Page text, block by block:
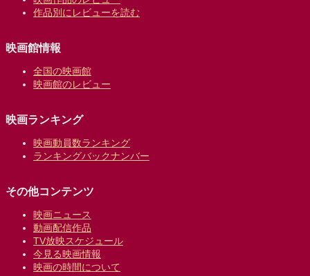
作品別にレビューを読む
映画館情報
全国の映画館
映画館のレビュー
映画ランキング
映画動員数ランキング
ランキングバックナンバー
その他コンテンツ
映画ニュース
動画配信作品
TV放映スケジュール
今見る映画情報
映画の時間について